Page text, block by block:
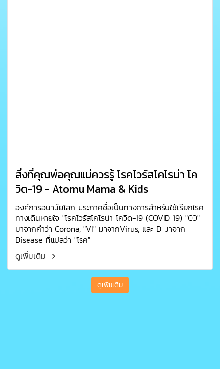
สิ่งที่คุณพ่อคุณแม่ควรรู้ โรคไวรัสโคโรน่า โค
วิด-19 - Atomu Mama & Kids
องค์การอนามัยโลก ประกาศชื่อเป็นทางการสำหรับใช้เรียกโรค
ทางเดินหายใจ "โรคไวรัสโคโรน่า โควิด-19 (COVID 19) "CO"
มาจากคำว่า Corona, "VI" มาจากVirus, และ D มาจาก
Disease ที่แปลว่า "โรค"
ดูเพิ่มเติม
ดูเพิ่มเติม